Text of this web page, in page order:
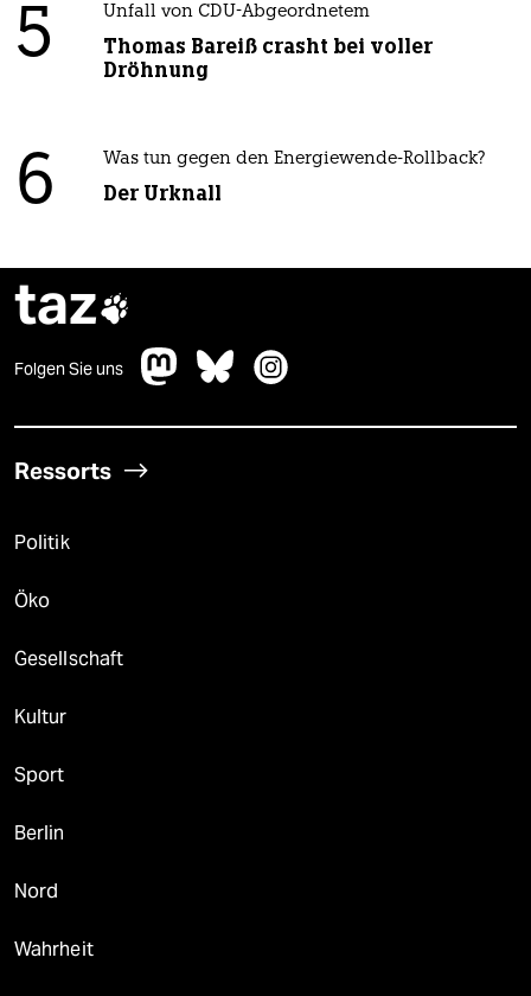
5 Unfall von CDU-Abgeordnetem
Thomas Bareiß crasht bei voller
Dröhnung
6 Was tun gegen den Energiewende-Rollback?
Der Urknall
taz
Folgen Sie uns
Ressorts
Politik
Öko
Gesellschaft
Kultur
Sport
Berlin
Nord
Wahrheit